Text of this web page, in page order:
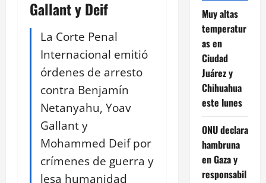
Gallant y Deif
La Corte Penal
Internacional emitió
órdenes de arresto
contra Benjamín
Netanyahu, Yoav
Gallant y
Mohammed Deif por
crímenes de guerra y
lesa humanidad
Muy altas
temperatur
as en
Ciudad
Juárez y
Chihuahua
este lunes
ONU declara
hambruna
en Gaza y
responsabil